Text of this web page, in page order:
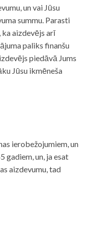
un vai Jūsu
summu. Parasti
aizdevējs arī
paliks finanšu
piedāvā Jums
Jūsu ikmēneša
ierobežojumiem, un
gadiem, un, ja esat
aizdevumu, tad